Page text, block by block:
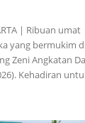
| Ribuan umat
yang bermukim
Zeni Angkatan
Kehadiran